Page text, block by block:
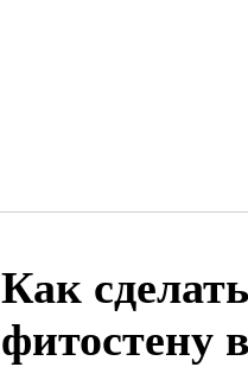
Как
фитостену